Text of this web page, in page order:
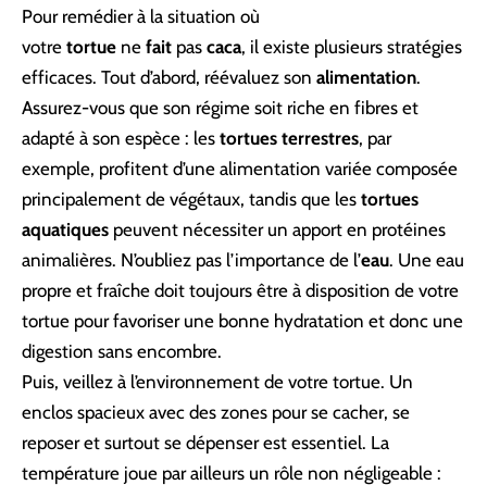
Pour remédier à la situation où
votre tortue ne fait pas caca, il existe plusieurs stratégies
efficaces. Tout d’abord, réévaluez son alimentation.
Assurez-vous que son régime soit riche en fibres et
adapté à son espèce : les tortues terrestres, par
exemple, profitent d’une alimentation variée composée
principalement de végétaux, tandis que les tortues
aquatiques peuvent nécessiter un apport en protéines
animalières. N’oubliez pas l’importance de l’eau. Une eau
propre et fraîche doit toujours être à disposition de votre
tortue pour favoriser une bonne hydratation et donc une
digestion sans encombre.
Puis, veillez à l’environnement de votre tortue. Un
enclos spacieux avec des zones pour se cacher, se
reposer et surtout se dépenser est essentiel. La
température joue par ailleurs un rôle non négligeable :